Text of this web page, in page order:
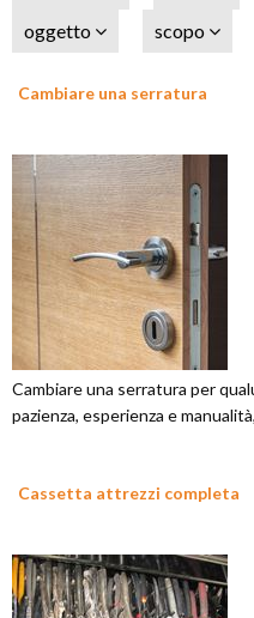
oggetto
scopo
Cambiare una serratura
Cambiare una serratura per
pazienza, esperienza e
Cassetta attrezzi completa